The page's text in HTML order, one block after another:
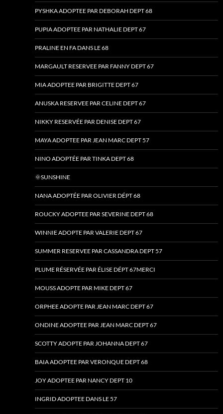
PYSHKA ADOPTEE PAR DEBORAH DEPT 68
PUPIA ADOPTEE PAR NATHALIE DEPT 67
PRALINE EN FA DANS LE 68
MARGAULT RESERVEE PAR FANNY DEPT 67
MIA ADOPTEE PAR BRIGITTE DEPT 67
ANUSKA RESERVEE PAR CELINE DEPT 67
NIKKY RESERVÉE PAR DENISE DEPT 67
MAYA ADOPTEE PAR JEAN MARC DEPT 57
NINO ADOPTÉE PAR TINKA DEPT 68
🌞SUNSHINE
NANA ADOPTÉE PAR OLIVIER DÉPT 68
ROUCKY ADOPTEE PAR SEVERINE DEPT 68
WINNIE ADOPTE PAR VALERIE DEPT 67
SUMMER RESERVEE PAR CASSANDRA DEPT 57
PLUME RÉSERVÉE PAR ÉLISE DÉPT 67MERCI
MOUSS ADOPTE PAR MIKE DEPT 67
ORPHEE ADOPTE PAR JEAN MARC DEPT 67
ONDINE ADOPTEE PAR JEAN MARC DEPT 67
SCOTTY ADOPTE PAR JOHANNA DEPT 67
BAIA ADOPTEE PAR VERONQUE DEPT 68
JOY ADOPTEE PAR NANCY DEPT 10
INGRID ADOPTEE DANS LE 57